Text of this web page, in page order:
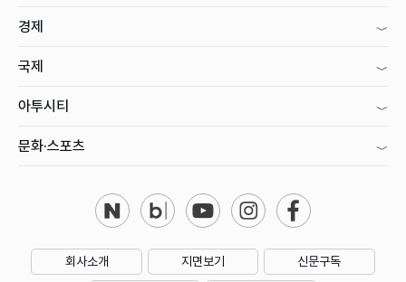
경제
국제
아투시티
문화·스포츠
회사소개 지면보기 신문구독